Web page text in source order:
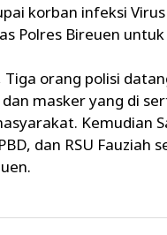
korban infeksi
Polres Bireuen
orang polisi
masker yang di
Kemudian
dan RSU